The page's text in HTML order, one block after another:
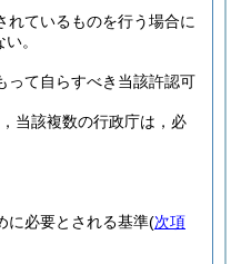
ているものを行う場合に
。
って自らすべき当該許認可
当該複数の行政庁は，必
に必要とされる基準(次項